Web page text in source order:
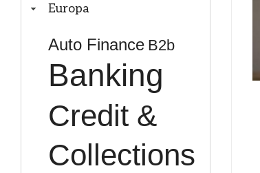
Europa
Auto Finance B2b
Banking
Credit &
Collections